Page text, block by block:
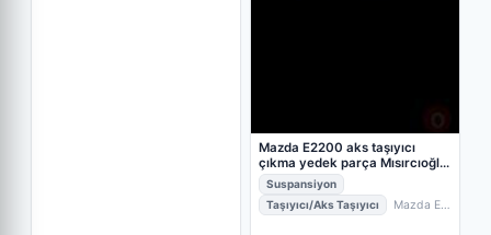
Mazda E2200 aks taşıyıcı
çıkma yedek parça Mısırcıoğlu
otoSuspansiyon
Taşıyıcı/Aks Taşıyıcı
Mazda E-